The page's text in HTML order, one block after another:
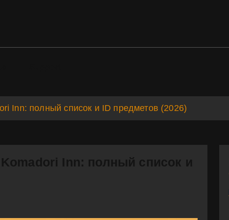
Inn: полный список и ID предметов (2026)
Inn: полный список и